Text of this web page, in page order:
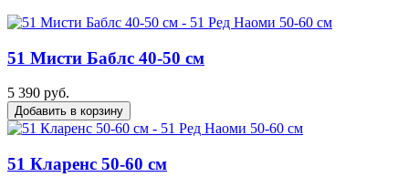
51 Мисти Баблс 40-50 см
5 390 руб.
Добавить в корзину
51 Кларенс 50-60 см